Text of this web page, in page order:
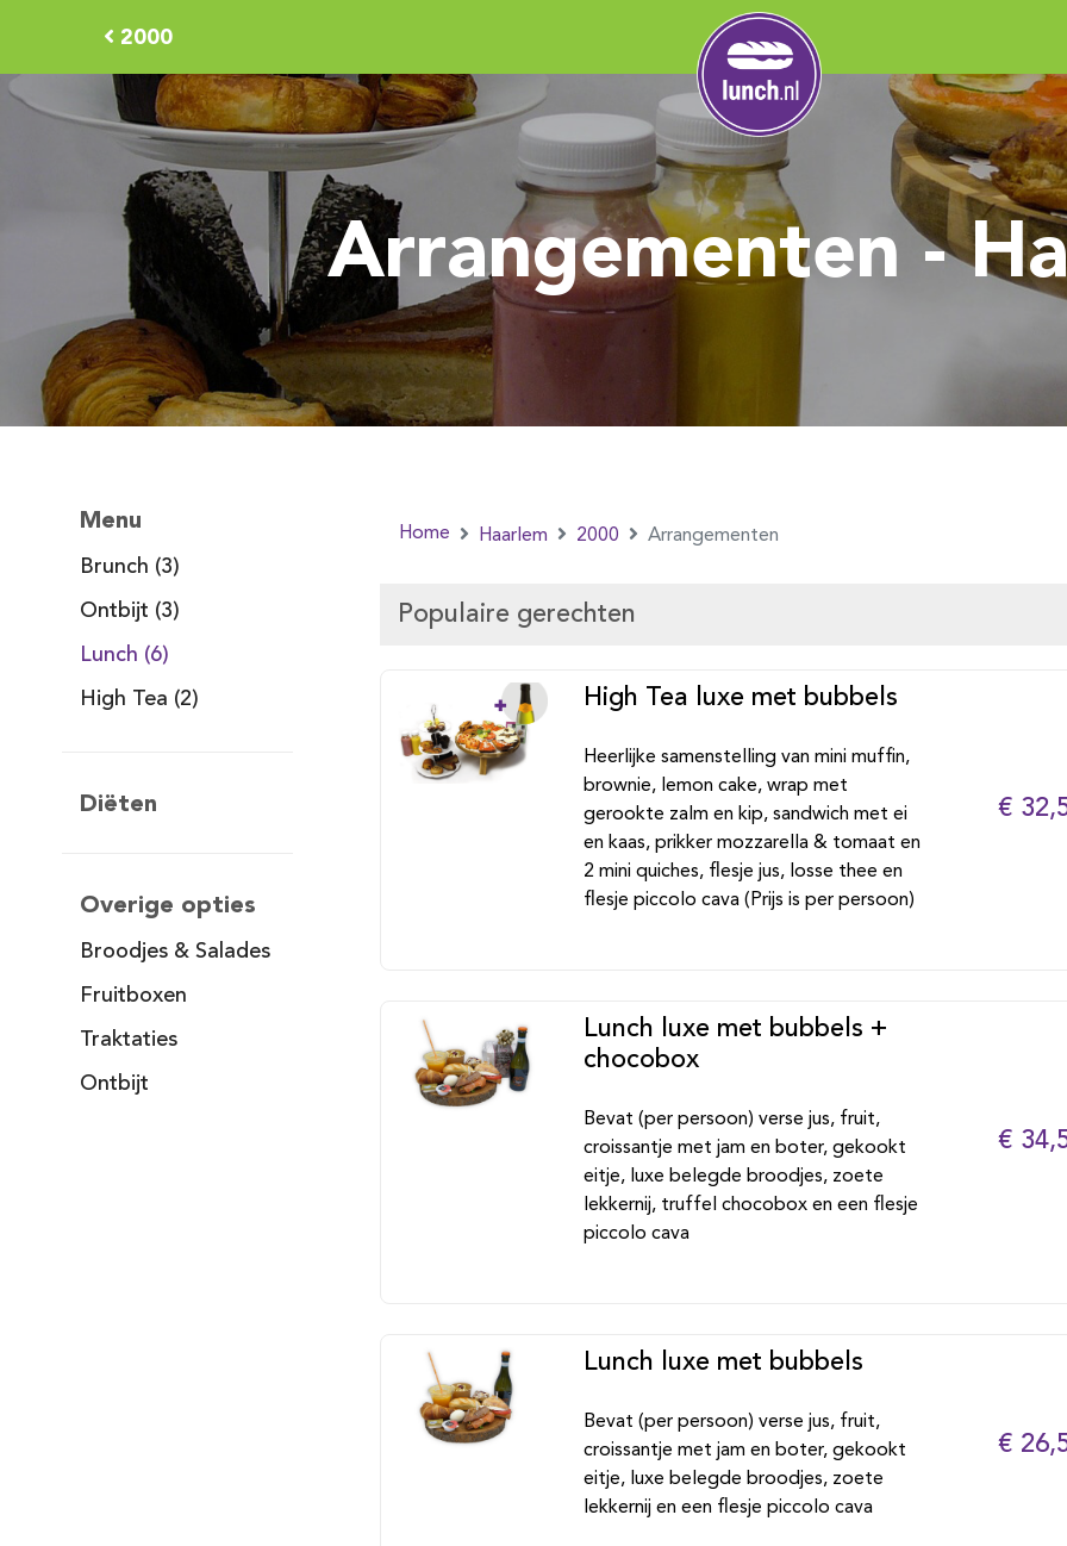
2000
Arrangementen -
Menu
Brunch (3)
Ontbijt (3)
Lunch (6)
High Tea (2)
Diëten
Overige opties
Broodjes & Salades
Fruitboxen
Traktaties
Ontbijt
Home Haarlem 2000 Arrangementen
Populaire gerechten
High Tea luxe met bubbels
Heerlijke samenstelling van mini muffin,
brownie, lemon cake, wrap met
gerookte zalm en kip, sandwich met ei
en kaas, prikker mozzarella & tomaat en
2 mini quiches, flesje jus, losse thee en
flesje piccolo cava (Prijs is per persoon)
€
Lunch luxe met bubbels +
chocobox
Bevat (per persoon) verse jus, fruit,
croissantje met jam en boter, gekookt
eitje, luxe belegde broodjes, zoete
lekkernij, truffel chocobox en een flesje
piccolo cava
€
Lunch luxe met bubbels
Bevat (per persoon) verse jus, fruit,
croissantje met jam en boter, gekookt
eitje, luxe belegde broodjes, zoete
lekkernij en een flesje piccolo cava
€